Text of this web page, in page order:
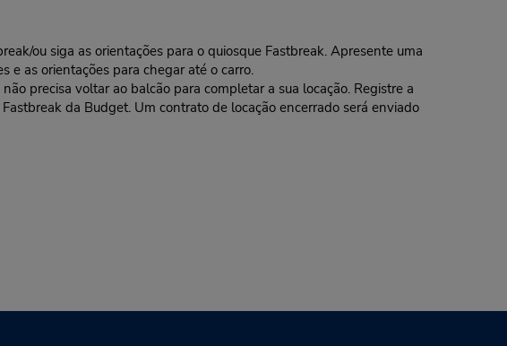
ou siga as orientações para o quiosque Fastbreak. Apresente uma
e as orientações para chegar até o carro.
precisa voltar ao balcão para completar a sua locação. Registre a
da Budget. Um contrato de locação encerrado será enviado